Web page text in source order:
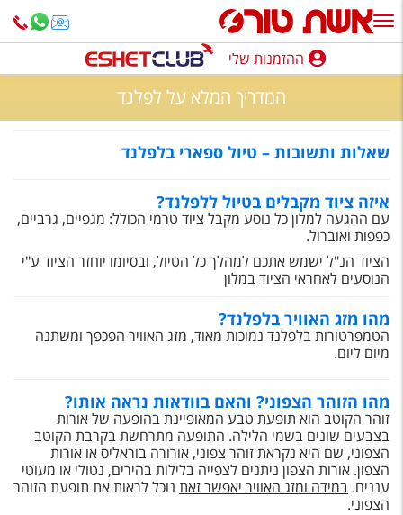
ההזמנות שלי
חופשה לפי סגנון
מלונות באילת
טיולים מאורגנים
סגנונות טיול
הרגע האחרון
טיסות לחו"ל
מלונות בחו"ל
Русский
ההזמנות שלי
המדריך המלא על לפלנד
שאלות ותשובות – טיול ספארי בלפלנד
איזה ציוד מקבלים בטיול ללפלנד?
עם ההגעה למלון כל נוסע מקבל ציוד טרמי הכולל: מגפיים, גרביים,
כפפות ואוברול.
הציוד הנ"ל ישמש אתכם למהלך כל הטיול, ובסיומו יוחזר הציוד ע"י
הנוסעים לאחראי הציוד במלון
מהו מזג האוויר בלפלנד?
הטמפרטורות בלפלנד נמוכות מאוד, מזג האוויר הפכפך ומשתנה
מיום ליום.
מהו הזוהר הצפוני? והאם בוודאות נראה אותו?
זוהר הקוטב הוא תופעת טבע המאופיינת בהופעה של אורות
בצבעים שונים בשמי הלילה. התופעה מתרחשת בקרבת הקוטב
הצפוני, שם היא נקראת זוהר צפוני, אורורה בוראליס או אורות
הצפון. אורות הצפון ניתנים לצפייה בלילות בהירים, נטולי או מעוטי
עננים. במידה ומזג האוויר יאפשר זאת נוכל לראות את תופעת הזוהר
הצפוני.